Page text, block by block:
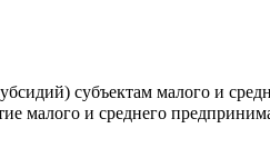
субъектам малого и
малого и среднего